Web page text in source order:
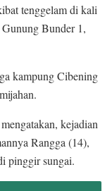
tenggelam di kali
Bunder 1,
kampung Cibening
kejadian
Rangga (14),
pinggir sungai.